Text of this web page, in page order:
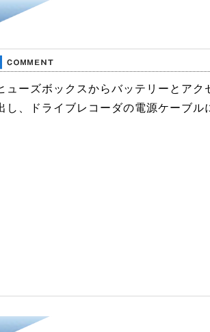
ューズボックスからバッテリーとアク
し、ドライブレコーダの電源ケーブル